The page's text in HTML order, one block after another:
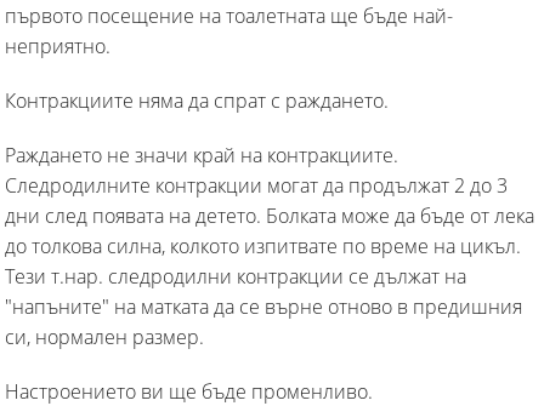
първото посещение на тоалетната ще бъде най-
неприятно.
Контракциите няма да спрат с раждането.
Раждането не значи край на контракциите.
Следродилните контракции могат да продължат 2 до 3
дни след появата на детето. Болката може да бъде от лека
до толкова силна, колкото изпитвате по време на цикъл.
Тези т.нар. следродилни контракции се дължат на
"напъните" на матката да се върне отново в предишния
си, нормален размер.
Настроението ви ще бъде променливо.